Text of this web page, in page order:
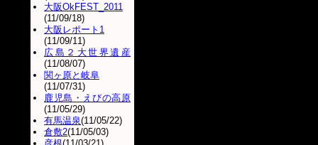
大阪OkFEST_2011
(11/09/18)
大阪レポート1
(11/09/11)
広島２大世界遺産
(11/08/07)
関ヶ原と岐阜
(11/07/31)
鹿児島・えびの高原
(11/05/29)
有馬温泉(11/05/22)
倉敷2(11/05/03)